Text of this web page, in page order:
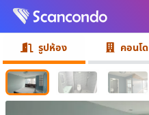
รูปห้อง คอนโด